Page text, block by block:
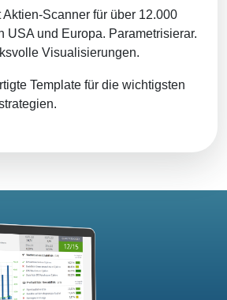
Aktien-Scanner für über 12.000
USA und Europa. Parametrisierar.
Visualisierungen.
Template für die wichtigsten